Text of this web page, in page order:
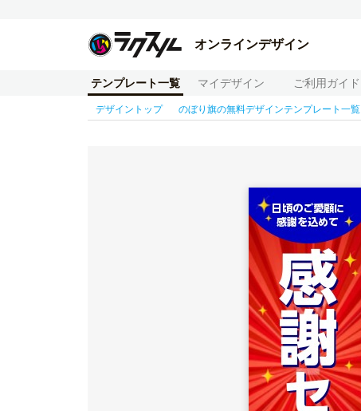
オンラインデザイン
テンプレート一覧 マイデザイン ご利用ガイド
デザイントップ のぼり旗の無料デザインテンプレート一覧